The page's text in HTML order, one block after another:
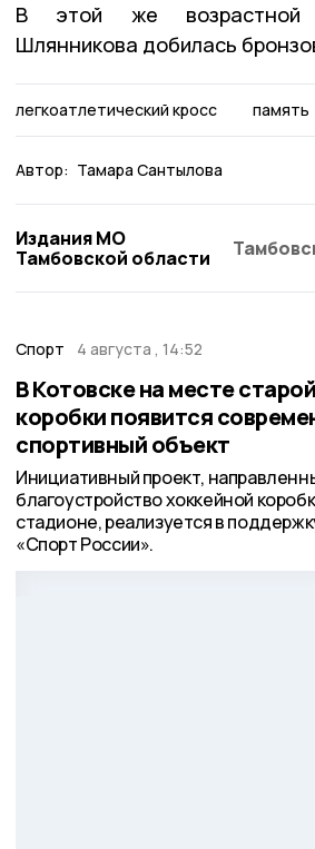
В этой же возрастной
Шлянникова добилась
легкоатлетический кросс память
Автор: Тамара Сантылова
Издания МО
Тамбовской области
Спорт 4 августа , 14:52
В Котовске на месте
коробки появится
спортивный объект
Инициативный проект,
благоустройство хоккейной
стадионе, реализуется в
«Спорт России».